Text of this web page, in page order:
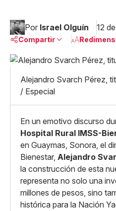
Por Israel Olguín 12
Compartir
Facebook
X
Whatsapp
Copiar enlace
Alejandro Svarch Pérez,
/ Especial
En un emotivo discurso
Hospital Rural IMSS-
en Guaymas, Sonora, el
Bienestar, Alejandro
la construcción de esta
representa no solo una
millones de pesos, sino
histórica para la Nación